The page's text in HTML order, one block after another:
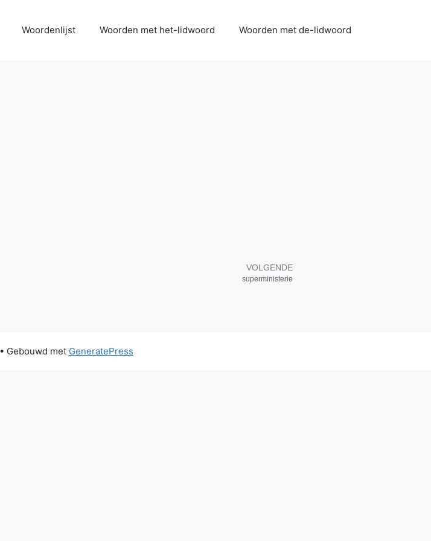
Woordenlijst Woorden met het-lidwoord Woorden met de-lidwoord
VOLGENDE
superministerie
• Gebouwd met GeneratePress